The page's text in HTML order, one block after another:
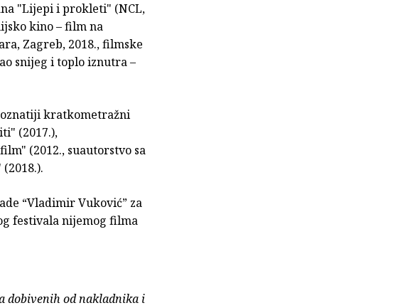
"Lijepi i prokleti" (NCL,
kino – film na
Zagreb, 2018., filmske
snijeg i toplo iznutra –
kratkometražni
(2017.),
(2012., suautorstvo sa
“Vladimir Vuković” za
festivala nijemog filma
dobivenih od nakladnika i